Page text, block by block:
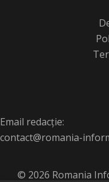
Email redacție:
contact@romania-
© 2026 Romania